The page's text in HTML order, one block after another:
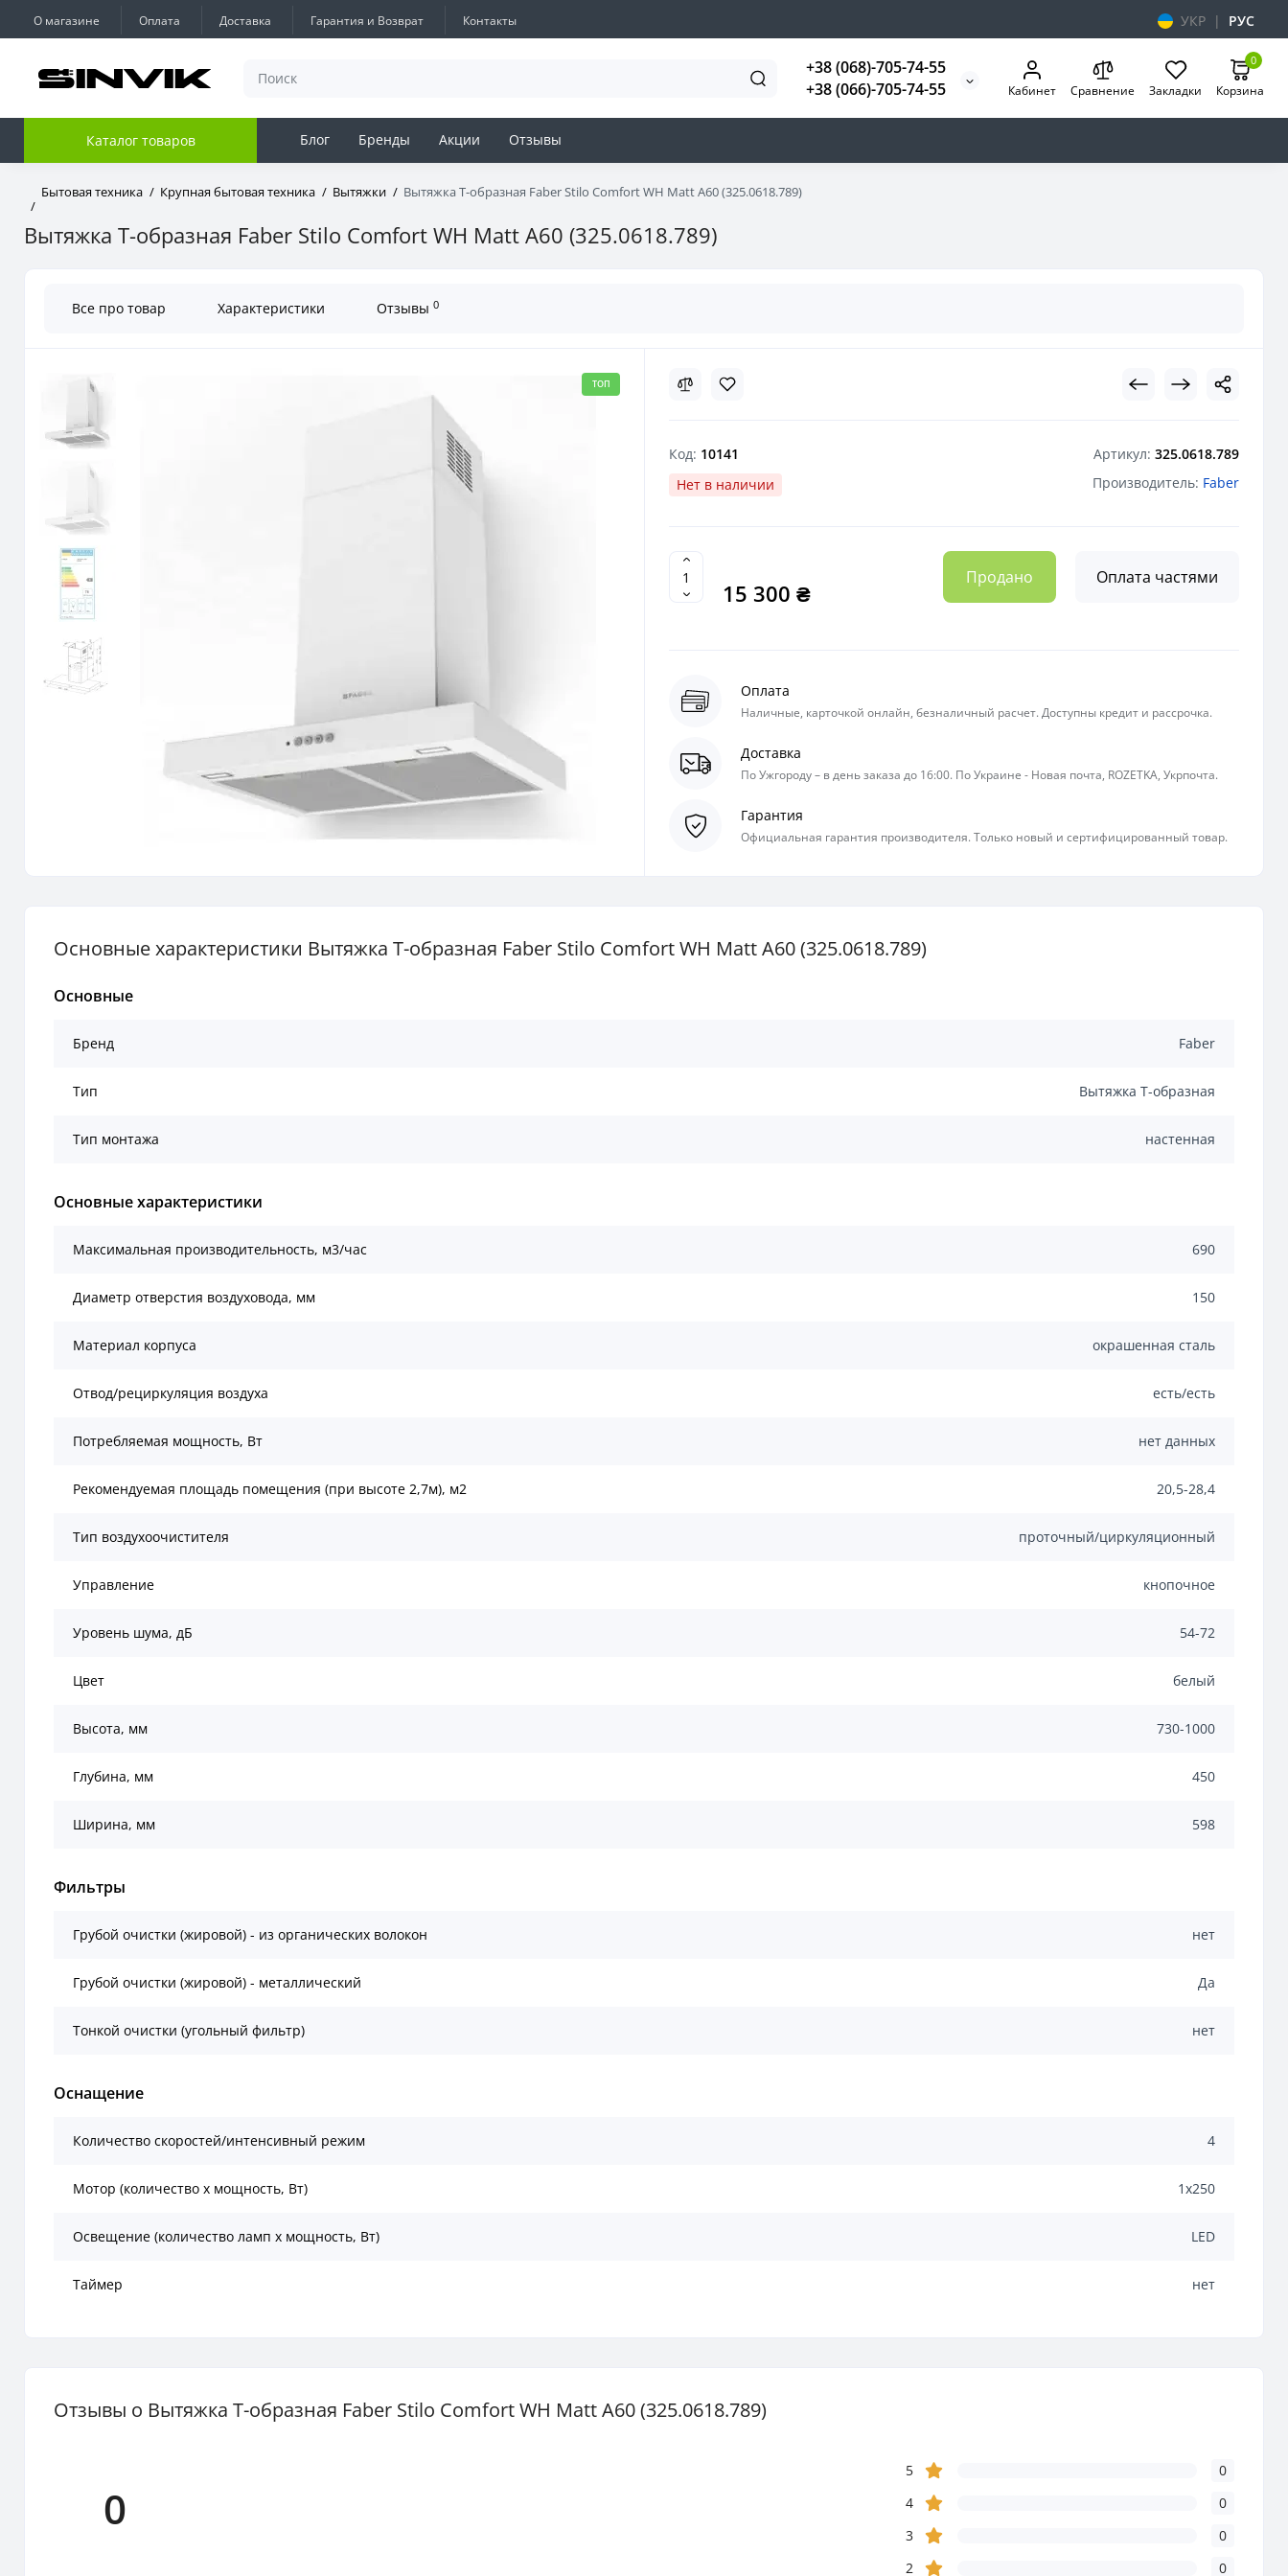
О магазине Оплата Доставка Гарантия и Возврат Контакты УКР | РУС
+38 (068)-705-74-55
+38 (066)-705-74-55
Кабинет Сравнение Закладки
0
Корзина
Каталог товаров Блог Бренды Акции Отзывы
Бытовая техника Крупная бытовая техника Вытяжки Вытяжка Т-образная Faber Stilo Comfort WH Matt A60 (325.0618.789)
Вытяжка Т-образная Faber Stilo Comfort WH Matt A60 (325.0618.789)
Все про товар Характеристики Отзывы 0
ТОП
Код: 10141 Артикул: 325.0618.789
Производитель: Faber
Нет в наличии
15 300 ₴
Продано Оплата частями
Оплата
Наличные, карточкой онлайн, безналичный расчет. Доступны кредит и рассрочка.
Доставка
По Ужгороду – в день заказа до 16:00. По Украине - Новая почта, ROZETKA, Укрпочта.
Гарантия
Официальная гарантия производителя. Только новый и сертифицированный товар.
Основные характеристики Вытяжка Т-образная Faber Stilo Comfort WH Matt A60 (325.0618.789)
Основные
Бренд Faber
Тип Вытяжка Т-образная
Тип монтажа настенная
Основные характеристики
Mаксимальная производительность, м3/час 690
Диаметр отверстия воздуховода, мм 150
Материал корпуса окрашенная сталь
Отвод/рециркуляция воздуха есть/есть
Потребляемая мощность, Вт нет данных
Рекомендуемая площадь помещения (при высоте 2,7м), м2 20,5-28,4
Тип воздухоочистителя проточный/циркуляционный
Управление кнопочное
Уровень шума, дБ 54-72
Цвет белый
Высота, мм 730-1000
Глубина, мм 450
Ширина, мм 598
Фильтры
Грубой очистки (жировой) - из органических волокон нет
Грубой очистки (жировой) - металлический Да
Тонкой очистки (угольный фильтр) нет
Оснащение
Количество скоростей/интенсивный режим 4
Мотор (количество х мощность, Вт) 1х250
Освещение (количество ламп x мощность, Вт) LED
Таймер нет
Отзывы о Вытяжка Т-образная Faber Stilo Comfort WH Matt A60 (325.0618.789)
0
5
0
4
0
3
0
2
0